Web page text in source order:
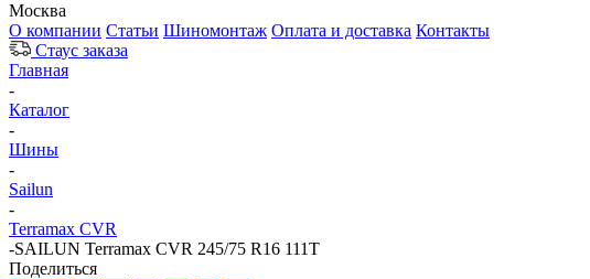
Москва
О компании Статьи Шиномонтаж Оплата и доставка Контакты
Стаус заказа
Главная
-
Каталог
-
Шины
-
Sailun
-
Terramax CVR
-SAILUN Terramax CVR 245/75 R16 111T
Поделиться